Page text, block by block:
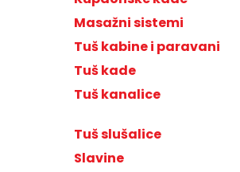
Masažni sistemi
Tuš kabine i paravani
Tuš kade
Tuš kanalice
Tuš slušalice
Slavine